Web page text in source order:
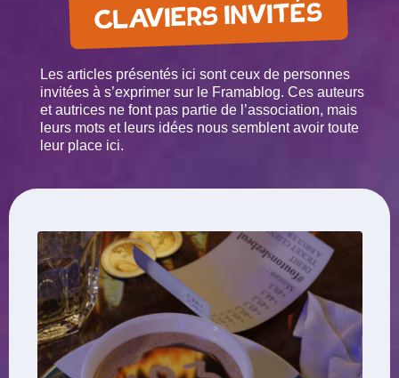
CLAVIERS INVITÉS
Les articles présentés ici sont ceux de personnes
invitées à s’exprimer sur le Framablog. Ces auteurs
et autrices ne font pas partie de l’association, mais
leurs mots et leurs idées nous semblent avoir toute
leur place ici.